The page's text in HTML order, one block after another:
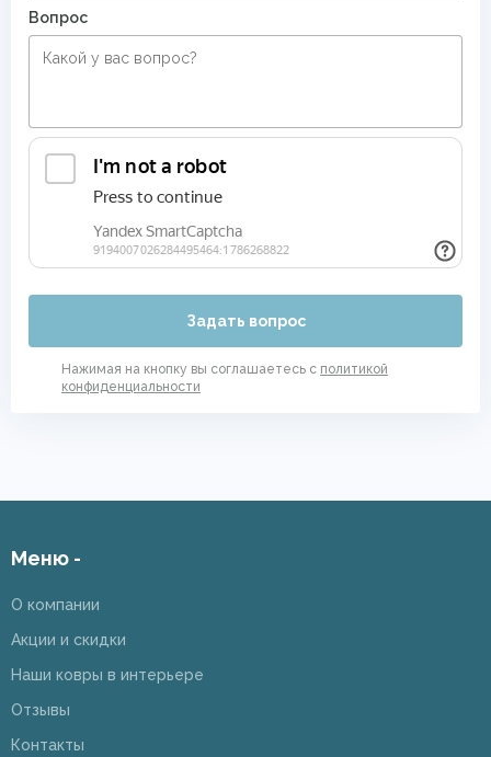
Вопрос
Задать вопрос
Нажимая на кнопку вы соглашаетесь с политикой
конфиденциальности
Меню -
О компании
Акции и скидки
Наши ковры в интерьере
Отзывы
Контакты